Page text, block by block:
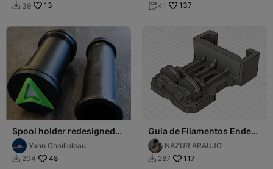
 39 13  41 137
Spool holder redesigned
for ENDER 3 V3 SE / KE
Yann Chailloleau
 204 48
Guia de Filamentos Ender
3 V3 SE / KE
NAZUR ARAUJO
 287 117